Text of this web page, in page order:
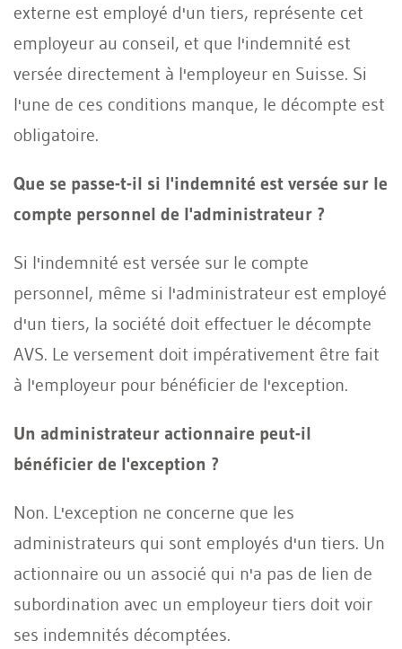
externe est employé d'un tiers, représente cet
employeur au conseil, et que l'indemnité est
versée directement à l'employeur en Suisse. Si
l'une de ces conditions manque, le décompte est
obligatoire.
Que se passe-t-il si l'indemnité est versée sur le
compte personnel de l'administrateur ?
Si l'indemnité est versée sur le compte
personnel, même si l'administrateur est employé
d'un tiers, la société doit effectuer le décompte
AVS. Le versement doit impérativement être fait
à l'employeur pour bénéficier de l'exception.
Un administrateur actionnaire peut-il
bénéficier de l'exception ?
Non. L'exception ne concerne que les
administrateurs qui sont employés d'un tiers. Un
actionnaire ou un associé qui n'a pas de lien de
subordination avec un employeur tiers doit voir
ses indemnités décomptées.